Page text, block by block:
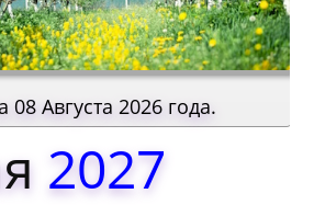
08 Августа 2026 года.
2027